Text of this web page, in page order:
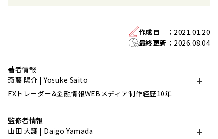
作成日 ： 2021.01.20
最終更新 ： 2026.08.04
著者情報
斎藤 陽介 | Yosuke Saito
FXトレーダー&金融情報WEBメディア制作経歴10年
監修者情報
山田 大護 | Daigo Yamada